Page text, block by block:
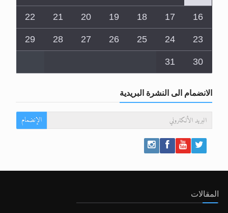
16
17
18
19
20
21
22
23
24
25
26
27
28
29
30
31
الانضمام الى النشرة البريدية
الإنضمام
المقالات